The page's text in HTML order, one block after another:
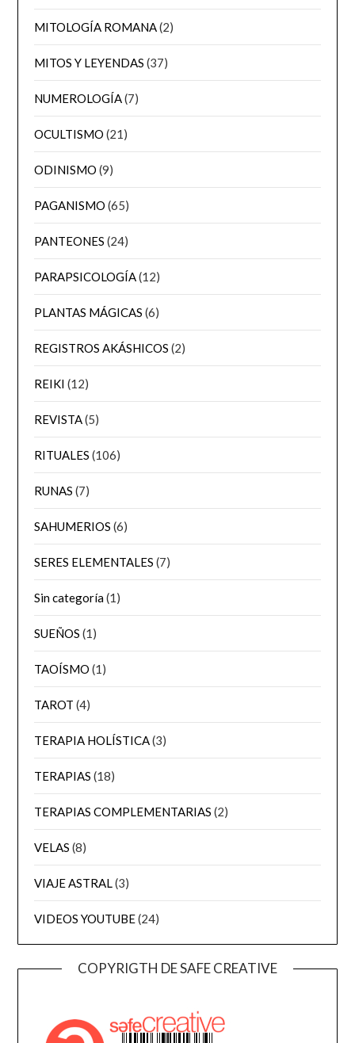
MITOLOGÍA ROMANA(2)
MITOS Y LEYENDAS (37)
NUMEROLOGÍA(7)
OCULTISMO (21)
ODINISMO (9)
PAGANISMO (65)
PANTEONES (24)
PARAPSICOLOGÍA(12)
PLANTAS MÁGICAS (6)
REGISTROS AKÁSHICOS (2)
REIKI (12)
REVISTA(5)
RITUALES (106)
RUNAS (7)
SAHUMERIOS (6)
SERES ELEMENTALES (7)
Sin categoría(1)
SUEÑOS (1)
TAOÍSMO (1)
TAROT (4)
TERAPIA HOLÍSTICA(3)
TERAPIAS (18)
TERAPIAS COMPLEMENTARIAS (2)
VELAS (8)
VIAJE ASTRAL(3)
VIDEOS YOUTUBE(24)
COPYRIGTH DE SAFE CREATIVE